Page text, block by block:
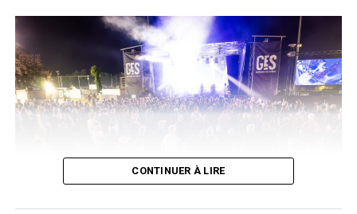
Deux performances ont particulièrement marqué la
journée (selon nous !). Nâdiya, fidèle à sa réputation de
véritable showgirl, a « boosté à bloc » le public avecRoc
et Cascada a clairement enflammé le stade avec son
énergie et ses hitsEvacuate The DanceflooretEverytime
Guitare en Scène aura lieu du 14 au 18 juillet 2026. •© DR
CONTINUER À LIRE